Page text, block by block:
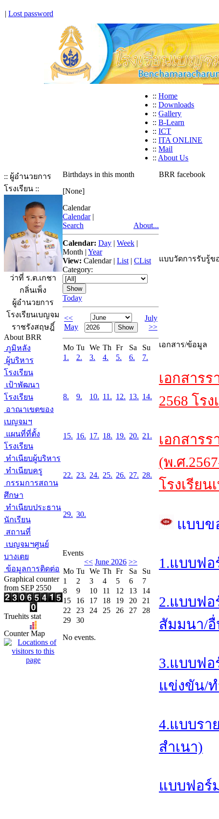
| Lost password
:: Home
:: Downloads
:: Gallery
:: B-Learn
:: ICT
:: ITA ONLINE
:: Mail
:: About Us
:: ผู้อำนวยการ
โรงเรียน ::
ว่าที่ ร.ต.เกชา
กลิ่นเพ็ง
ผู้อำนวยการ
โรงเรียนเบญจม
ราชรังสฤษฎิ์
About BRR
ภูมิหลัง
ผู้บริหาร
โรงเรียน
เป้าพัฒนา
โรงเรียน
อาณาเขตของ
เบญจมฯ
แผนที่ที่ตั้ง
โรงเรียน
ทำเนียบผู้บริหาร
ทำเนียบครู
กรรมการสถาน
ศึกษา
ทำเนียบประธาน
นักเรียน
สถานที่
เบญจมฯศูนย์
บางเตย
ข้อมูลการติดต่อ
Graphical counter
from SEP 2550
Truehits stat
Counter Map
Birthdays in this month
[None]
Calendar
Calendar |
Search
About...
Calendar: Day | Week |
Month | Year
View: Calendar| List | CList
Category:
Today
<<
May
July
>>
Mo Tu We Th Fr Sa
Su
1.
2. 3. 4. 5. 6. 7.
8. 9. 10. 11. 12. 13. 14.
15. 16. 17. 18. 19. 20. 21.
22. 23. 24. 25. 26. 27. 28.
29. 30.
Events
<< June 2026 >>
Mo Tu We Th Fr Sa
Su
1
2 3 4 5 6
7
8
9 10 11 12 13
14
15
16 17 18 19 20
21
22
23 24 25 26 27
28
29
30
No events.
BRR facebook
แบบวัดการรับรู้ข
เอกสาร/ข้อมูล
เอกสาร
2568 โร
เอกสาร
(พ.ศ
โรงเรีย
แบบข
1.แบบฟ
2.แบบฟ
สัมมนา/
3.แบบฟอ
แข่งขัน/
4.แบบรา
สำเนา)
แบบฟอร์